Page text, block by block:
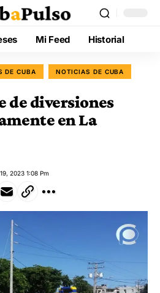
Mi Feed Historial
DE CUBA NOTICIAS DE CUBA
de diversiones
en La
2023 1:08 Pm